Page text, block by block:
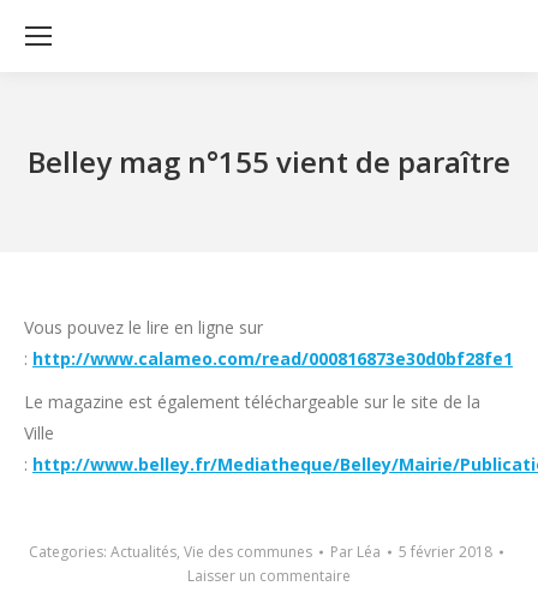
Belley mag n°155 vient de paraître
Vous pouvez le lire en ligne sur
: http://www.calameo.com/read/000816873e30d0bf28fe1
Le magazine est également téléchargeable sur le site de la
Ville
: http://www.belley.fr/Mediatheque/Belley/Mairie/
Categories: Actualités, Vie des communes Par Léa
5 février 2018
Laisser un commentaire